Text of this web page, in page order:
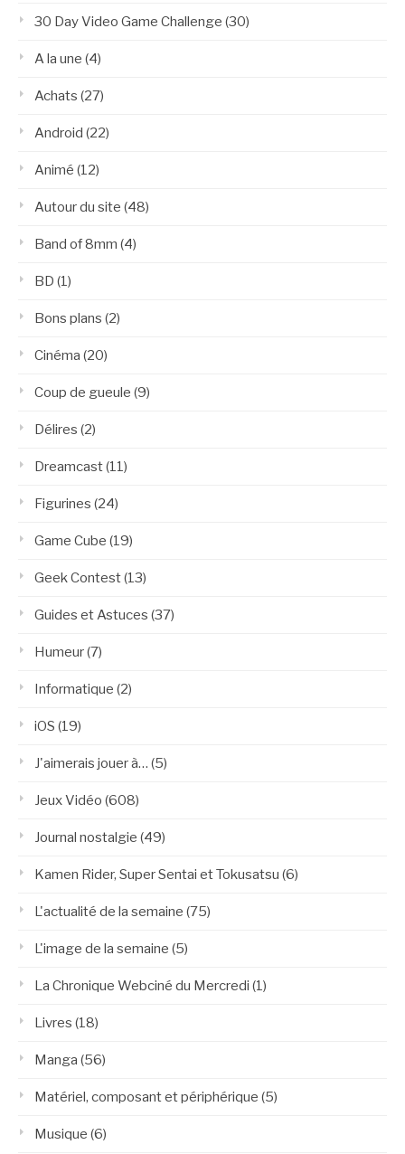
30 Day Video Game Challenge (30)
A la une (4)
Achats (27)
Android (22)
Animé (12)
Autour du site (48)
Band of 8mm (4)
BD (1)
Bons plans (2)
Cinéma (20)
Coup de gueule (9)
Délires (2)
Dreamcast(11)
Figurines (24)
Game Cube (19)
Geek Contest(13)
Guides et Astuces (37)
Humeur(7)
Informatique (2)
iOS (19)
J'aimerais jouer à… (5)
Jeux Vidéo (608)
Journal nostalgie (49)
Kamen Rider, Super Sentai et Tokusatsu (6)
L'actualité de la semaine (75)
L'image de la semaine (5)
La Chronique Webciné du Mercredi (1)
Livres (18)
Manga (56)
Matériel, composant et périphérique (5)
Musique (6)